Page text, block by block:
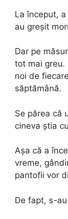
La început,
au greșit
Dar pe
tot mai greu.
noi de
săptămână.
Se părea că
cineva știa
Așa că a
vreme,
pantofii vor
De fapt, s-